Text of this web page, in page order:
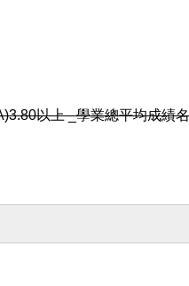
以上 _學業總平均成績